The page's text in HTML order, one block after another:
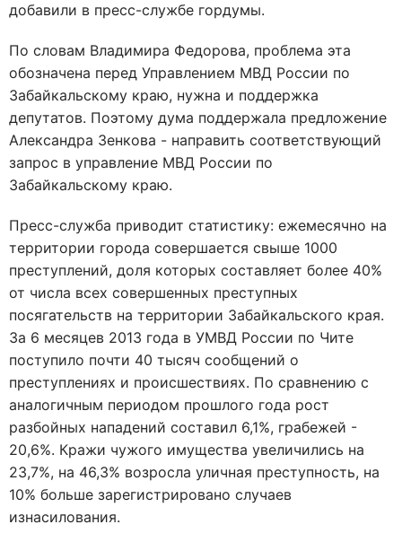
добавили в пресс-службе гордумы.
По словам Владимира Федорова, проблема эта
обозначена перед Управлением МВД России по
Забайкальскому краю, нужна и поддержка
депутатов. Поэтому дума поддержала предложение
Александра Зенкова - направить соответствующий
запрос в управление МВД России по
Забайкальскому краю.
Пресс-служба приводит статистику: ежемесячно на
территории города совершается свыше 1000
преступлений, доля которых составляет более 40%
от числа всех совершенных преступных
посягательств на территории Забайкальского края.
За 6 месяцев 2013 года в УМВД России по Чите
поступило почти 40 тысяч сообщений о
преступлениях и происшествиях. По сравнению с
аналогичным периодом прошлого года рост
разбойных нападений составил 6,1%, грабежей -
20,6%. Кражи чужого имущества увеличились на
23,7%, на 46,3% возросла уличная преступность, на
10% больше зарегистрировано случаев
изнасилования.